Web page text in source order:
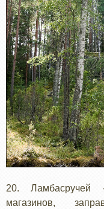
20. Ламбасручей
магазинов,